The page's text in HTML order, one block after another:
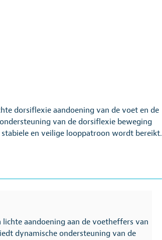
dorsiflexie aandoening van de voet en de
van de dorsiflexie beweging
en veilige looppatroon wordt bereikt.
aandoening aan de voetheffers van
dynamische ondersteuning van de